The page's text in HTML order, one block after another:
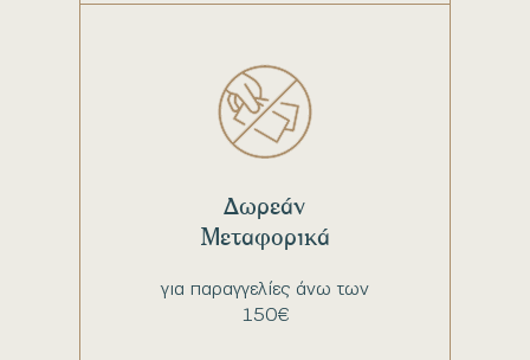
για παραγγελίες άνω των
150€
Δωρεάν
Μεταφορικά